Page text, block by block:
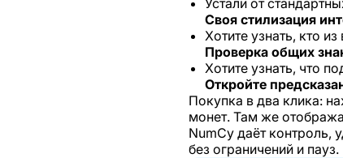
Устали от
Своя стилизация
Хотите узнать, кто
Проверка общих
Хотите узнать, что
Откройте
Покупка в два клика:
монет. Там же
NumCy даёт контроль,
без ограничений и пауз.